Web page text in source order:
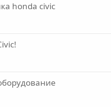
honda civic